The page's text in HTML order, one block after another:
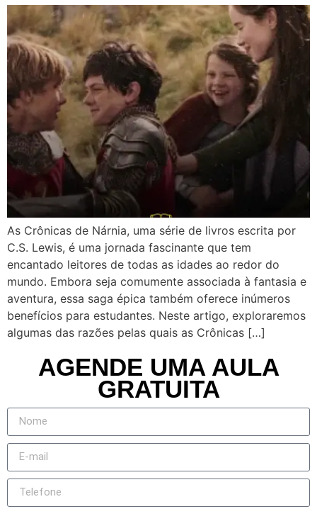
As Crônicas de Nárnia, uma série de livros escrita por
C.S. Lewis, é uma jornada fascinante que tem
encantado leitores de todas as idades ao redor do
mundo. Embora seja comumente associada à fantasia e
aventura, essa saga épica também oferece inúmeros
benefícios para estudantes. Neste artigo, exploraremos
algumas das razões pelas quais as Crônicas […]
AGENDE UMA AULA
GRATUITA